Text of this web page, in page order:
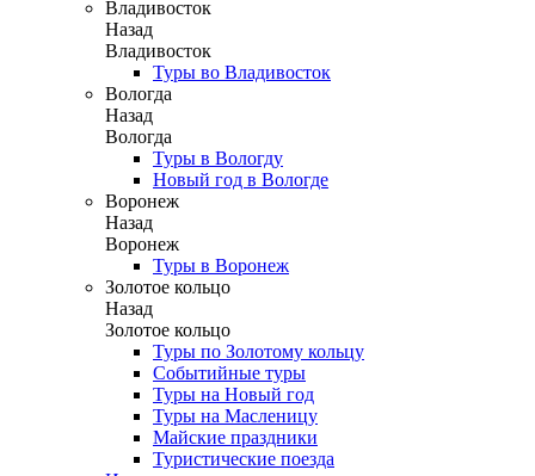
Владивосток
Назад
Владивосток
Туры во Владивосток
Вологда
Назад
Вологда
Туры в Вологду
Новый год в Вологде
Воронеж
Назад
Воронеж
Туры в Воронеж
Золотое кольцо
Назад
Золотое кольцо
Туры по Золотому кольцу
Событийные туры
Туры на Новый год
Туры на Масленицу
Майские праздники
Туристические поезда